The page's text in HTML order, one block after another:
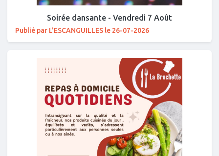
Soirée dansante - Vendredi 7 Août
Publié par L'ESCANGUILLES le 26-07-2026